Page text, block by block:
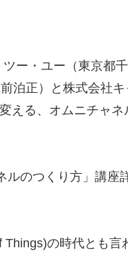
ー・ユー（東京都
泊正）と株式会社
える、オムニチャ
のつくり方」講座
の時代とも